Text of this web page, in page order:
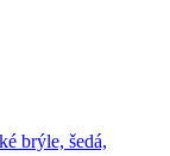
brýle, šedá,